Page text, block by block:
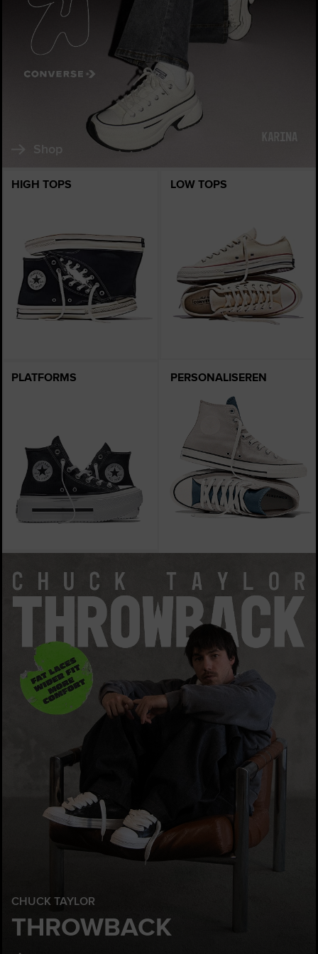
Shop
HIGH TOPS LOW TOPS
PLATFORMS PERSONALISEREN
CHUCK TAYLOR
THROWBACK